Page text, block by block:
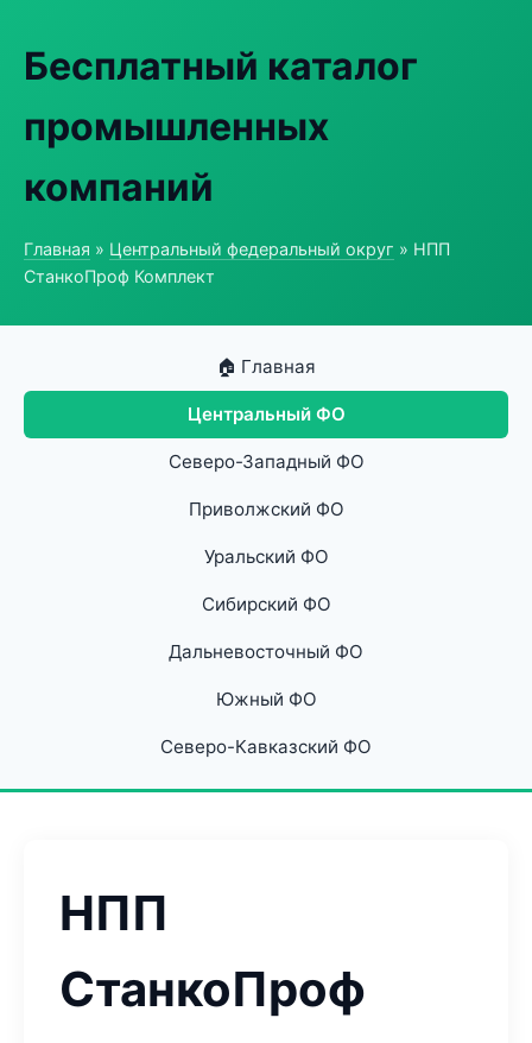
Бесплатный каталог
промышленных
компаний
Главная » Центральный федеральный округ » НПП
СтанкоПроф Комплект
🏠 Главная
Центральный ФО
Северо-Западный ФО
Приволжский ФО
Уральский ФО
Сибирский ФО
Дальневосточный ФО
Южный ФО
Северо-Кавказский ФО
НПП
СтанкоПроф